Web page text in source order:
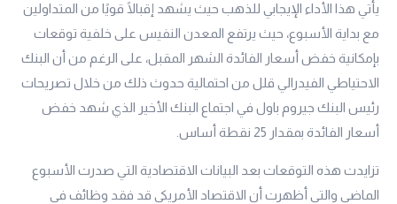
يأتي هذا الأداء الإيجابي للذهب حيث يشهد إقبالًا قويًا من المتداولين
مع بداية الأسبوع، حيث يرتفع المعدن النفيس على خلفية توقعات
بإمكانية خفض أسعار الفائدة الشهر المقبل، على الرغم من أن البنك
الاحتياطي الفيدرالي قلل من احتمالية حدوث ذلك من خلال تصريحات
رئيس البنك جيروم باول في اجتماع البنك الأخير الذي شهد خفض
أسعار الفائدة بمقدار 25 نقطة أساس.
تزايدت هذه التوقعات بعد البيانات الاقتصادية التي صدرت الأسبوع
الماضي والتي أظهرت أن الاقتصاد الأمريكي قد فقد وظائف في